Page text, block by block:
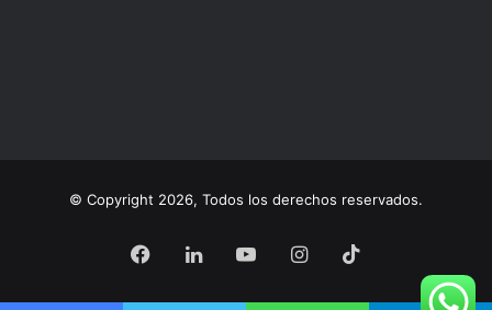
© Copyright 2026, Todos los derechos reservados.
Facebook
LinkedInYouTubeInstagram